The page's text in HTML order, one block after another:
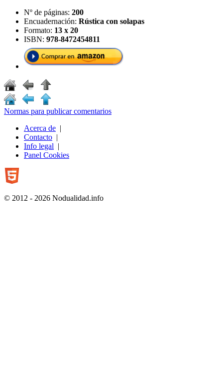
Nº de páginas: 200
Encuadernación: Rústica con solapas
Formato: 13 x 20
ISBN: 978-8472454811
Normas para publicar comentarios
Acerca de |
Contacto |
Info legal |
Panel Cookies
© 2012 - 2026 Nodualidad.info